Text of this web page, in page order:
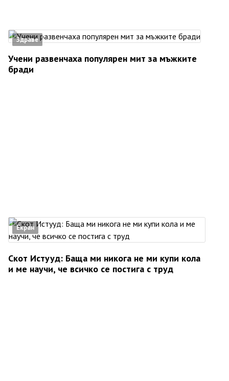
Здраве
Учени развенчаха популярен мит за мъжките
бради
Екран
Скот Истууд: Баща ми никога не ми купи кола
и ме научи, че всичко се постига с труд